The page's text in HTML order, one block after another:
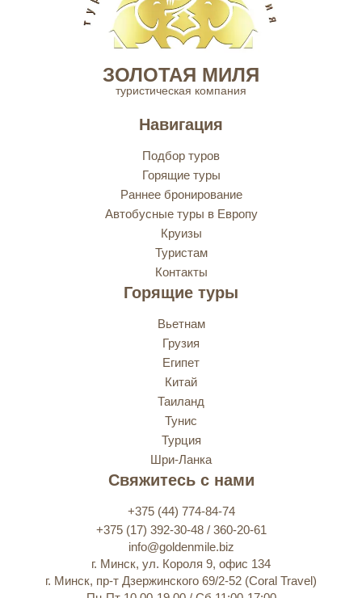
ЗОЛОТАЯ МИЛЯ
туристическая компания
Навигация
Подбор туров
Горящие туры
Раннее бронирование
Автобусные туры в Европу
Круизы
Туристам
Контакты
Горящие туры
Вьетнам
Грузия
Египет
Китай
Таиланд
Тунис
Турция
Шри-Ланка
Свяжитесь с нами
+375 (44) 774-84-74
+375 (17) 392-30-48 / 360-20-61
info@goldenmile.biz
г. Минск, ул. Короля 9, офис 134
г. Минск, пр-т Дзержинского 69/2-52 (Coral Travel)